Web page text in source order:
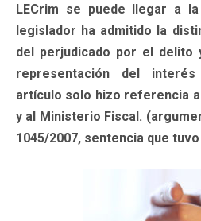
LECrim se puede llegar a
legislador ha admitido la
del perjudicado por el delito
representación del
artículo solo hizo referencia
y al Ministerio Fiscal.
1045/2007, sentencia que